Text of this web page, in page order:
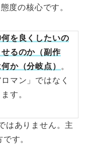
度の核心です。
を良くしたいの
るのか（副作
か（分岐点）
。
マン」ではなく
す。
はありません。主
す。